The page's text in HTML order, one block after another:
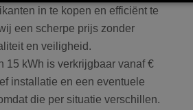
in te kopen en efficiënt te
een scherpe prijs zonder
en veiligheid.
15 kWh is verkrijgbaar vanaf €
installatie en een eventuele
die per situatie verschillen.
Targeting Functioneel
worden gebruikt om te zien hoe bezoekers de
bijv. analytische cookies. Deze cookies
gebruikt om een bepaalde bezoeker direct